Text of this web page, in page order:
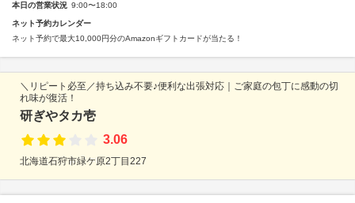
本日の営業状況 9:00〜18:00
ネット予約カレンダー
ネット予約で最大10,000円分のAmazonギフトカードが当たる！
＼リピート必至／持ち込み不要♪便利な出張対応｜ご家庭の包丁に感動の切
れ味が復活！
研ぎやタカ壱
3.06
北海道石狩市緑ケ原2丁目227